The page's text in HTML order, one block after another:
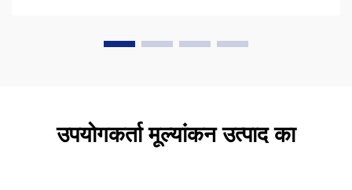
उपयोगकर्ता मूल्यांकन उत्पाद का